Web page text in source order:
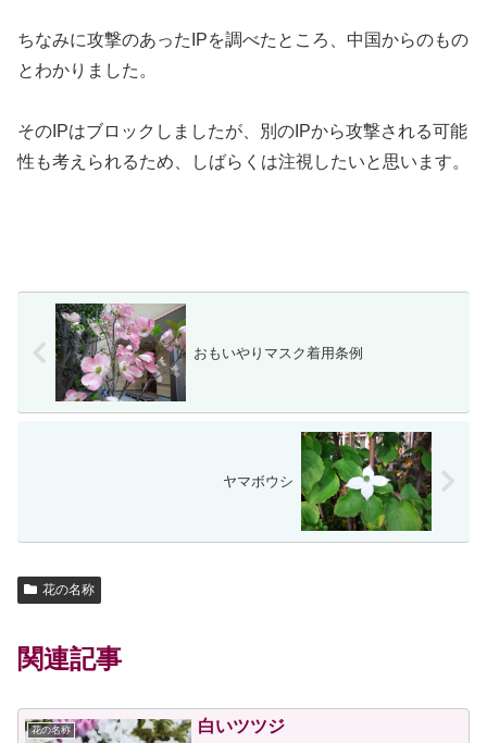
ちなみに攻撃のあったIPを調べたところ、中国からのもの
とわかりました。
そのIPはブロックしましたが、別のIPから攻撃される可能
性も考えられるため、しばらくは注視したいと思います。
おもいやりマスク着用条例
ヤマボウシ
花の名称
関連記事
花の名称 白いツツジ